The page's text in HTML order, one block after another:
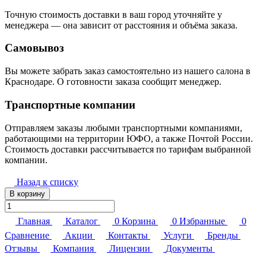
Точную стоимость доставки в ваш город уточняйте у
менеджера — она зависит от расстояния и объёма заказа.
Самовывоз
Вы можете забрать заказ самостоятельно из нашего салона в
Краснодаре. О готовности заказа сообщит менеджер.
Транспортные компании
Отправляем заказы любыми транспортными компаниями,
работающими на территории ЮФО, а также Почтой России.
Стоимость доставки рассчитывается по тарифам выбранной
компании.
Назад к списку
В корзину
Главная Каталог 0 Корзина 0 Избранные
0
Сравнение
Акции Контакты Услуги
Бренды
Отзывы
Компания Лицензии
Документы